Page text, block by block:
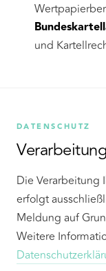
und
DATENSCHUTZ
Die Verarbeitung
erfolgt
Meldung auf
Weitere